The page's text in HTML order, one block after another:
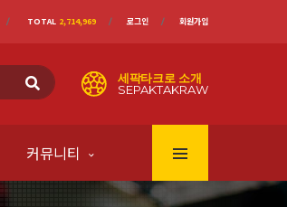
TOTAL 2,714,969 로그인 회원가입
세팍타크로 소개
SEPAKTAKRAW
커뮤니티